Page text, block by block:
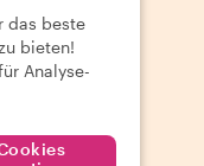
das beste
bieten!
Analyse-